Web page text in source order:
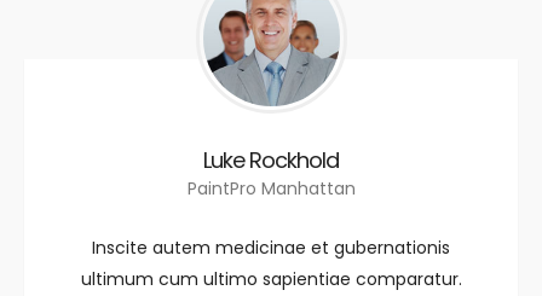
Luke Rockhold
PaintPro Manhattan
Inscite autem medicinae et gubernationis
ultimum cum ultimo sapientiae comparatur.